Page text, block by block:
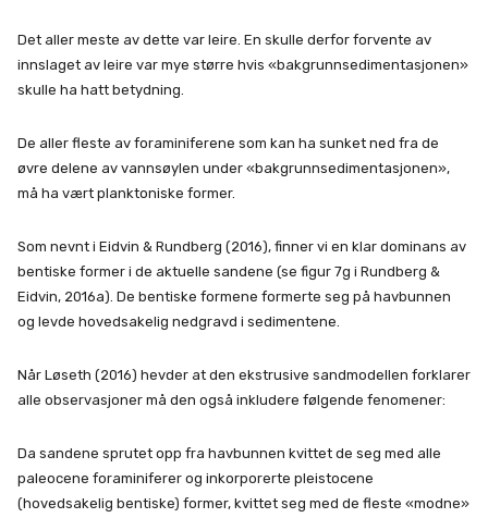
Det aller meste av dette var leire. En skulle derfor forvente av
innslaget av leire var mye større hvis «bakgrunnsedimentasjonen»
skulle ha hatt betydning.
De aller fleste av foraminiferene som kan ha sunket ned fra de
øvre delene av vannsøylen under «bakgrunnsedimentasjonen»,
må ha vært planktoniske former.
Som nevnt i Eidvin & Rundberg (2016), finner vi en klar dominans av
bentiske former i de aktuelle sandene (se figur 7g i Rundberg &
Eidvin, 2016a). De bentiske formene formerte seg på havbunnen
og levde hovedsakelig nedgravd i sedimentene.
Når Løseth (2016) hevder at den ekstrusive sandmodellen forklarer
alle observasjoner må den også inkludere følgende fenomener:
Da sandene sprutet opp fra havbunnen kvittet de seg med alle
paleocene foraminiferer og inkorporerte pleistocene
(hovedsakelig bentiske) former, kvittet seg med de fleste «modne»